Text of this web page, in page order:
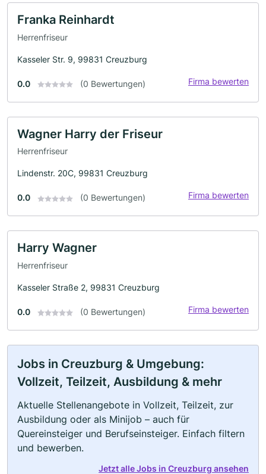
Franka Reinhardt
Herrenfriseur
Kasseler Str. 9, 99831 Creuzburg
0.0 (0 Bewertungen) Firma bewerten
Wagner Harry der Friseur
Herrenfriseur
Lindenstr. 20C, 99831 Creuzburg
0.0 (0 Bewertungen) Firma bewerten
Harry Wagner
Herrenfriseur
Kasseler Straße 2, 99831 Creuzburg
0.0 (0 Bewertungen) Firma bewerten
Jobs in Creuzburg & Umgebung:
Vollzeit, Teilzeit, Ausbildung & mehr
Aktuelle Stellenangebote in Vollzeit, Teilzeit, zur
Ausbildung oder als Minijob – auch für
Quereinsteiger und Berufseinsteiger. Einfach filtern
und bewerben.
Jetzt alle Jobs in Creuzburg ansehen